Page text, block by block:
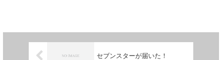
セブンスターが届いた！